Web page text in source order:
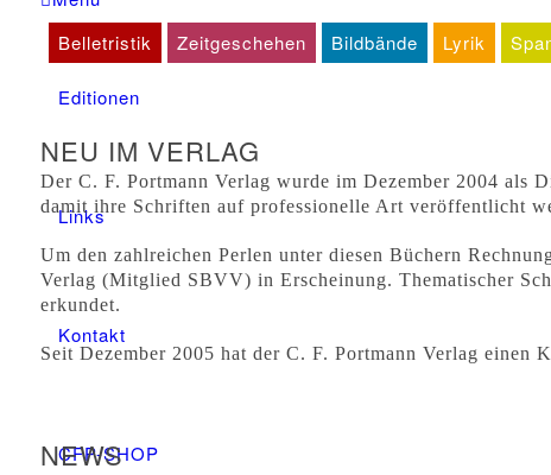
Editionen
Links
Kontakt
CFP-SHOP
Belletristik
Zeitgeschehen Bildbände Lyrik
NEU IM VERLAG
Der C. F. Portmann Verlag wurde im Dezember 2004 als
damit ihre Schriften auf professionelle Art veröffentlicht
Um den zahlreichen Perlen unter diesen Büchern
Verlag (Mitglied SBVV) in Erscheinung. Thematischer
erkundet.
Seit Dezember 2005 hat der C. F. Portmann Verlag einen
NEWS